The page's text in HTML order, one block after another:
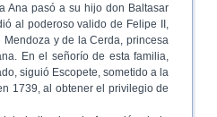
Ana pasó a su hijo don Baltasar
al poderoso valido de Felipe II,
y de la Cerda, princesa
En el señorío de esta familia,
siguió Escopete, sometido a la
1739, al obtener el privilegio de